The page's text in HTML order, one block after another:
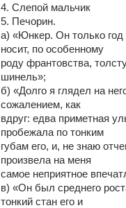
4. Слепой мальчик
5. Печорин.
а) «Юнкер. Он только
носит, по особенному
роду франтовства,
шинель»;
б) «Долго я глядел на
сожалением, как
вдруг: едва приметная
пробежала по тонким
губам его, и, не знаю
произвела на меня
самое неприятное
в) «Он был среднего
тонкий стан его и